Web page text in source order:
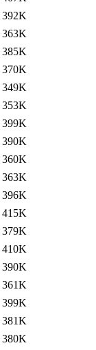
392K
363K
385K
370K
349K
353K
399K
390K
360K
363K
396K
415K
379K
410K
390K
361K
399K
381K
380K